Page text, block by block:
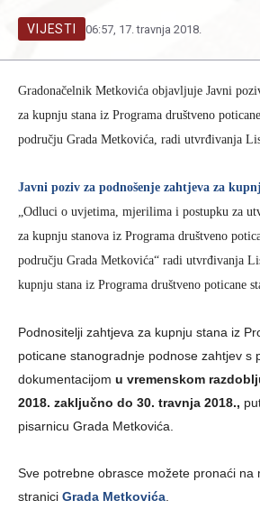
VIJESTI 06:57, 17. travnja 2018.
Gradonačelnik Metkovića objavljuje Javni
za kupnju stana iz Programa društveno
području Grada Metkovića, radi utvrđivanja
Javni poziv za podnošenje zahtjeva za
„Odluci o uvjetima, mjerilima i postupku za
za kupnju stanova iz Programa društveno
području Grada Metkovića“ radi utvrđivanja
kupnju stana iz Programa društveno poticane
Podnositelji zahtjeva za kupnju stana iz
poticane stanogradnje podnose zahtjev s
dokumentacijom u vremenskom
2018. zaključno do 30. travnja 2018.,
pisarnicu Grada Metkovića.
Sve potrebne obrasce možete pronaći na
stranici Grada Metkovića